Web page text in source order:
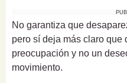
No garantiza que
pero sí deja más claro que
preocupación y no un
movimiento.